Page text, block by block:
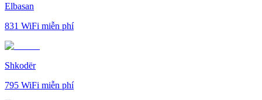
Elbasan
831 WiFi miễn phí
Shkodër
795 WiFi miễn phí